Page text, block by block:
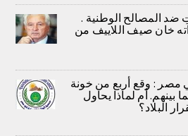
ضد المصالح الوطنية .
خان صيف اللاييف من
مصر : وقع أربع من خونة
بينهم. أم لماذا يحاول
البلاد؟